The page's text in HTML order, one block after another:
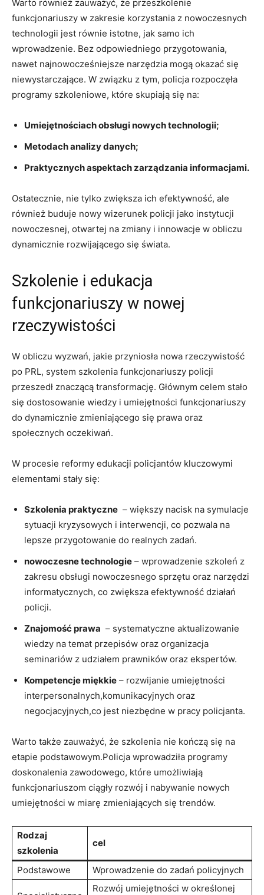
Warto również zauważyć, że przeszkolenie
funkcjonariuszy w zakresie korzystania z⁣ nowoczesnych
technologii ⁤jest równie istotne, jak samo ich
wprowadzenie. Bez odpowiedniego przygotowania,
nawet najnowocześniejsze narzędzia⁤ mogą okazać‍ się⁤
niewystarczające. W‌ związku z tym, policja‌ rozpoczęła
programy szkoleniowe, które skupiają się‍ na:
Umiejętnościach ⁣obsługi nowych technologii;
Metodach analizy danych;
Praktycznych aspektach zarządzania informacjami.
Ostatecznie, nie tylko​ zwiększa ich efektywność, ale
również buduje ​nowy wizerunek policji jako instytucji
nowoczesnej, otwartej‌ na ‌zmiany i‍ innowacje w obliczu
dynamicznie rozwijającego się świata.
Szkolenie ‍i edukacja
funkcjonariuszy w nowej
rzeczywistości
W obliczu wyzwań,‌ jakie przyniosła nowa‌ rzeczywistość⁣
po PRL, system szkolenia ​funkcjonariuszy ⁤policji
przeszedł​ znaczącą transformację. Głównym celem ⁢stało
się dostosowanie‍ wiedzy i⁢ umiejętności ‌funkcjonariuszy
do‌ dynamicznie zmieniającego się prawa oraz
społecznych oczekiwań.
W procesie reformy edukacji⁢ policjantów kluczowymi
elementami ​stały się:
Szkolenia praktyczne ‌ – większy nacisk na ​symulacje
sytuacji kryzysowych i interwencji, co pozwala na
lepsze⁣ przygotowanie‍ do realnych zadań.
nowoczesne technologie – wprowadzenie ⁤szkoleń z
zakresu obsługi nowoczesnego‌ sprzętu‍ oraz narzędzi
⁣informatycznych, ⁤co zwiększa​ efektywność działań
‍policji.
Znajomość prawa ⁤ – systematyczne aktualizowanie
wiedzy na temat przepisów oraz organizacja
seminariów ⁤z⁤ udziałem ⁤prawników oraz ekspertów.
Kompetencje miękkie – ‌rozwijanie umiejętności
interpersonalnych,komunikacyjnych oraz
negocjacyjnych,co jest niezbędne⁣ w pracy policjanta.
Warto także zauważyć, ‌że szkolenia nie kończą się⁣ na
etapie ⁢podstawowym.Policja​ wprowadziła programy
doskonalenia zawodowego, które⁣ umożliwiają
funkcjonariuszom ciągły rozwój⁣ i nabywanie nowych
umiejętności w ⁢miarę zmieniających się trendów.
Rodzaj
szkolenia
cel
Podstawowe Wprowadzenie do zadań​ policyjnych
Rozwój umiejętności w określonej